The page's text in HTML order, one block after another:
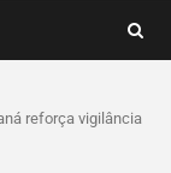
reforça vigilância